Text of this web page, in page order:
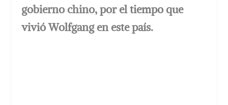
gobierno chino, por el tiempo que
vivió Wolfgang en este país.